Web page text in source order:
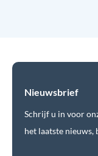
Nieuwsbrief
Schrijf u in voor
het laatste nieuws,